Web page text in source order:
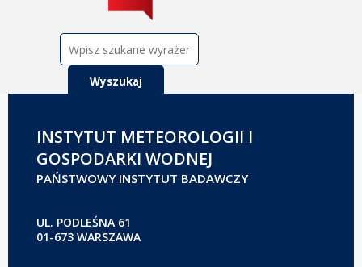
INSTYTUT METEOROLOGII I
GOSPODARKI WODNEJ
PAŃSTWOWY INSTYTUT BADAWCZY
UL. PODLEŚNA 61
01-673 WARSZAWA